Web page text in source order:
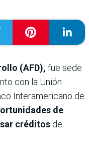
(AFD), fue sede
con la Unión
Interamericano de
de
créditos de